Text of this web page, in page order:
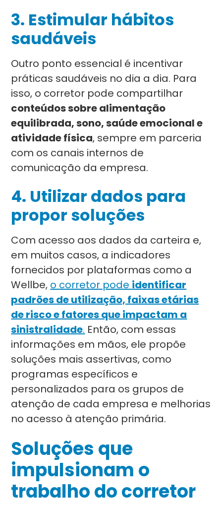
3. Estimular hábitos
saudáveis
Outro ponto essencial é incentivar
práticas saudáveis no dia a dia. Para
isso, o corretor pode compartilhar
conteúdos sobre alimentação
equilibrada, sono, saúde emocional e
atividade física, sempre em parceria
com os canais internos de
comunicação da empresa.
4. Utilizar dados para
propor soluções
Com acesso aos dados da carteira e,
em muitos casos, a indicadores
fornecidos por plataformas como a
Wellbe, o corretor pode identificar
padrões de utilização, faixas etárias
de risco e fatores que impactam a
sinistralidade. Então, com essas
informações em mãos, ele propõe
soluções mais assertivas, como
programas específicos e
personalizados para os grupos de
atenção de cada empresa e melhorias
no acesso à atenção primária.
Soluções que
impulsionam o
trabalho do corretor